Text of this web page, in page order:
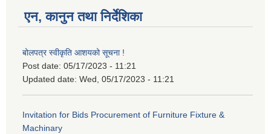
एन, कानुन तथा निर्देशिका
बोलपत्र स्वीकृति आशयको सूचना !
Post date: 05/17/2023 - 11:21
Updated date: Wed, 05/17/2023 - 11:21
Invitation for Bids Procurement of Furniture Fixture &
Machinary